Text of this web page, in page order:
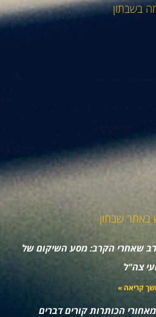
בשבתון
באתר שבתון
שאחרי הקרב: מסע השיקום של
צה"ל
קריאה »
הכותרות קורים דברים